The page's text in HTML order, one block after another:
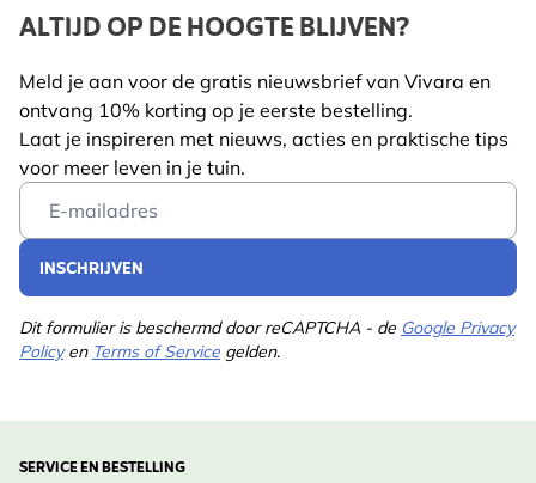
ALTIJD OP DE HOOGTE BLIJVEN?
Meld je aan voor de gratis nieuwsbrief van Vivara en
ontvang 10% korting op je eerste bestelling.
Laat je inspireren met nieuws, acties en praktische tips
voor meer leven in je tuin.
Email Address
INSCHRIJVEN
Dit formulier is beschermd door reCAPTCHA - de Google Privacy
Policyen Terms of Service gelden.
SERVICE EN BESTELLING